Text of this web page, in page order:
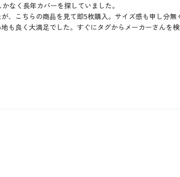
なく長年カバーを探していました。
、こちらの商品を見て即5枚購入。サイズ感も申し分無
も良く大満足でした。すぐにタグからメーカーさんを